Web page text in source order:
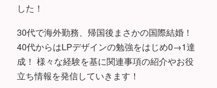
した！
30代で海外勤務、帰国後まさかの国際結婚！
40代からはLPデザインの勉強をはじめ0→1達
成！ 様々な経験を基に関連事項の紹介やお役
立ち情報を発信していきます！